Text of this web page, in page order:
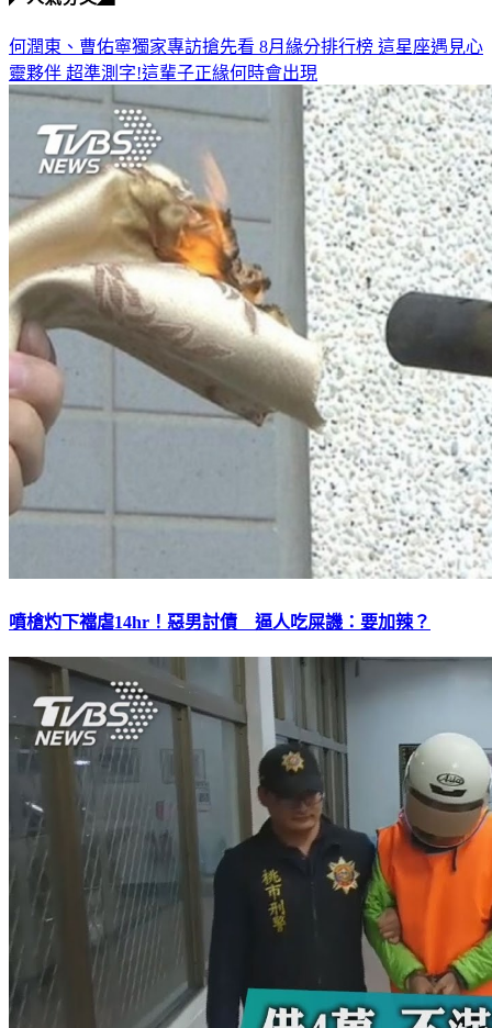
何潤東、曹佑寧獨家專訪搶先看 8月緣分排行榜 這星座遇見心
靈夥伴 超準測字!這輩子正緣何時會出現
噴槍灼下襠虐14hr！惡男討債 逼人吃屎譏：要加辣？